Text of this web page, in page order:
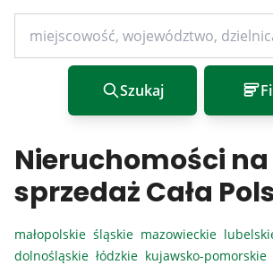
Szukaj
Nieruchomości na
sprzedaż Cała
małopolskie śląskie mazowieckie
dolnośląskie łódzkie kujawsko-pomorskie